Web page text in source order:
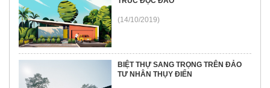
(14/10/2019)
BIỆT THỰ SANG TRỌNG TRÊN ĐẢO
TƯ NHÂN THỤY ĐIỂN